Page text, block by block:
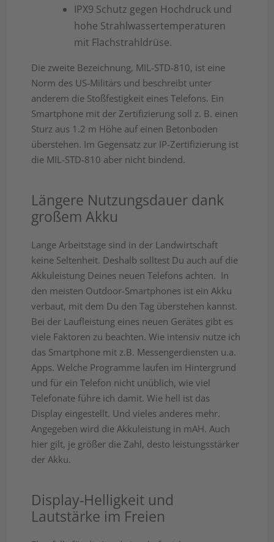
IPX9 Schutz gegen Hochdruck und
hohe Strahlwassertemperaturen
mit Flachstrahldrüse.
Die zweite Bezeichnung, MIL-STD-810, ist eine
Norm des US-Militärs und beschreibt unter
anderem die Stoßfestigkeit eines Telefons. Ein
Smartphone mit der Zertifizierung soll z. B. einen
Sturz aus 1.2 m Höhe auf einen Betonboden
überstehen. Im Gegensatz zur IP-Zertifizierung ist
die MIL-STD-810 aber nicht bindend.
Längere Nutzungsdauer dank
großem Akku
Lange Arbeitstage sind in der Landwirtschaft
keine Seltenheit. Deshalb solltest Du auch auf die
Akkuleistung Deines neuen Telefons achten. In
den meisten Outdoor-Smartphones ist ein Akku
verbaut, mit dem Du den Tag überstehen kannst.
Bei der Laufleistung eines neuen Gerätes gibt es
viele Faktoren zu beachten. Wie intensiv nutze ich
das Smartphone mit z.B. Messengerdiensten u.a.
Apps. Welche Programme laufen im Hintergrund
und für ein Telefon nicht unüblich, wie viel
Telefonate führe ich damit. Wie hell ist das
Display eingestellt. Und vieles anderes mehr.
Angegeben wird die Akkuleistung in mAH. Auch
hier gilt, je größer die Zahl, desto leistungsstärker
der Akku.
Display-Helligkeit und
Lautstärke im Freien